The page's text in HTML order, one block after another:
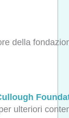
della
ulteriori